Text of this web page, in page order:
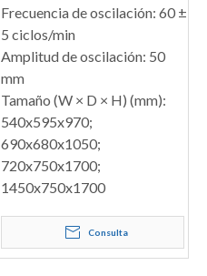
Frecuencia de oscilación: 60 ±
5 ciclos/min
Amplitud de oscilación: 50
mm
Tamaño (W × D × H) (mm):
540x595x970;
690x680x1050;
720x750x1700;
1450x750x1700
Consulta